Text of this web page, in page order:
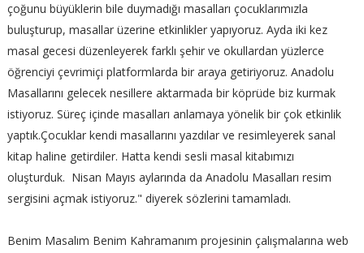
çoğunu büyüklerin bile duymadığı masalları çocuklarımızla
buluşturup, masallar üzerine etkinlikler yapıyoruz. Ayda iki kez
masal gecesi düzenleyerek farklı şehir ve okullardan yüzlerce
öğrenciyi çevrimiçi platformlarda bir araya getiriyoruz. Anadolu
Masallarını gelecek nesillere aktarmada bir köprüde biz kurmak
istiyoruz. Süreç içinde masalları anlamaya yönelik bir çok etkinlik
yaptık.Çocuklar kendi masallarını yazdılar ve resimleyerek sanal
kitap haline getirdiler. Hatta kendi sesli masal kitabımızı
oluşturduk. Nisan Mayıs aylarında da Anadolu Masalları resim
sergisini açmak istiyoruz." diyerek sözlerini tamamladı.
Benim Masalım Benim Kahramanım projesinin çalışmalarına web